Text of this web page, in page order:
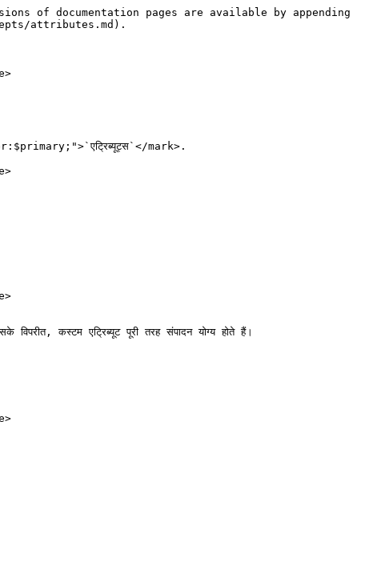
of documentation pages are available by appending
attributes.md).
mark>.
कस्टम एट्रिब्यूट पूरी तरह संपादन योग्य होते हैं।